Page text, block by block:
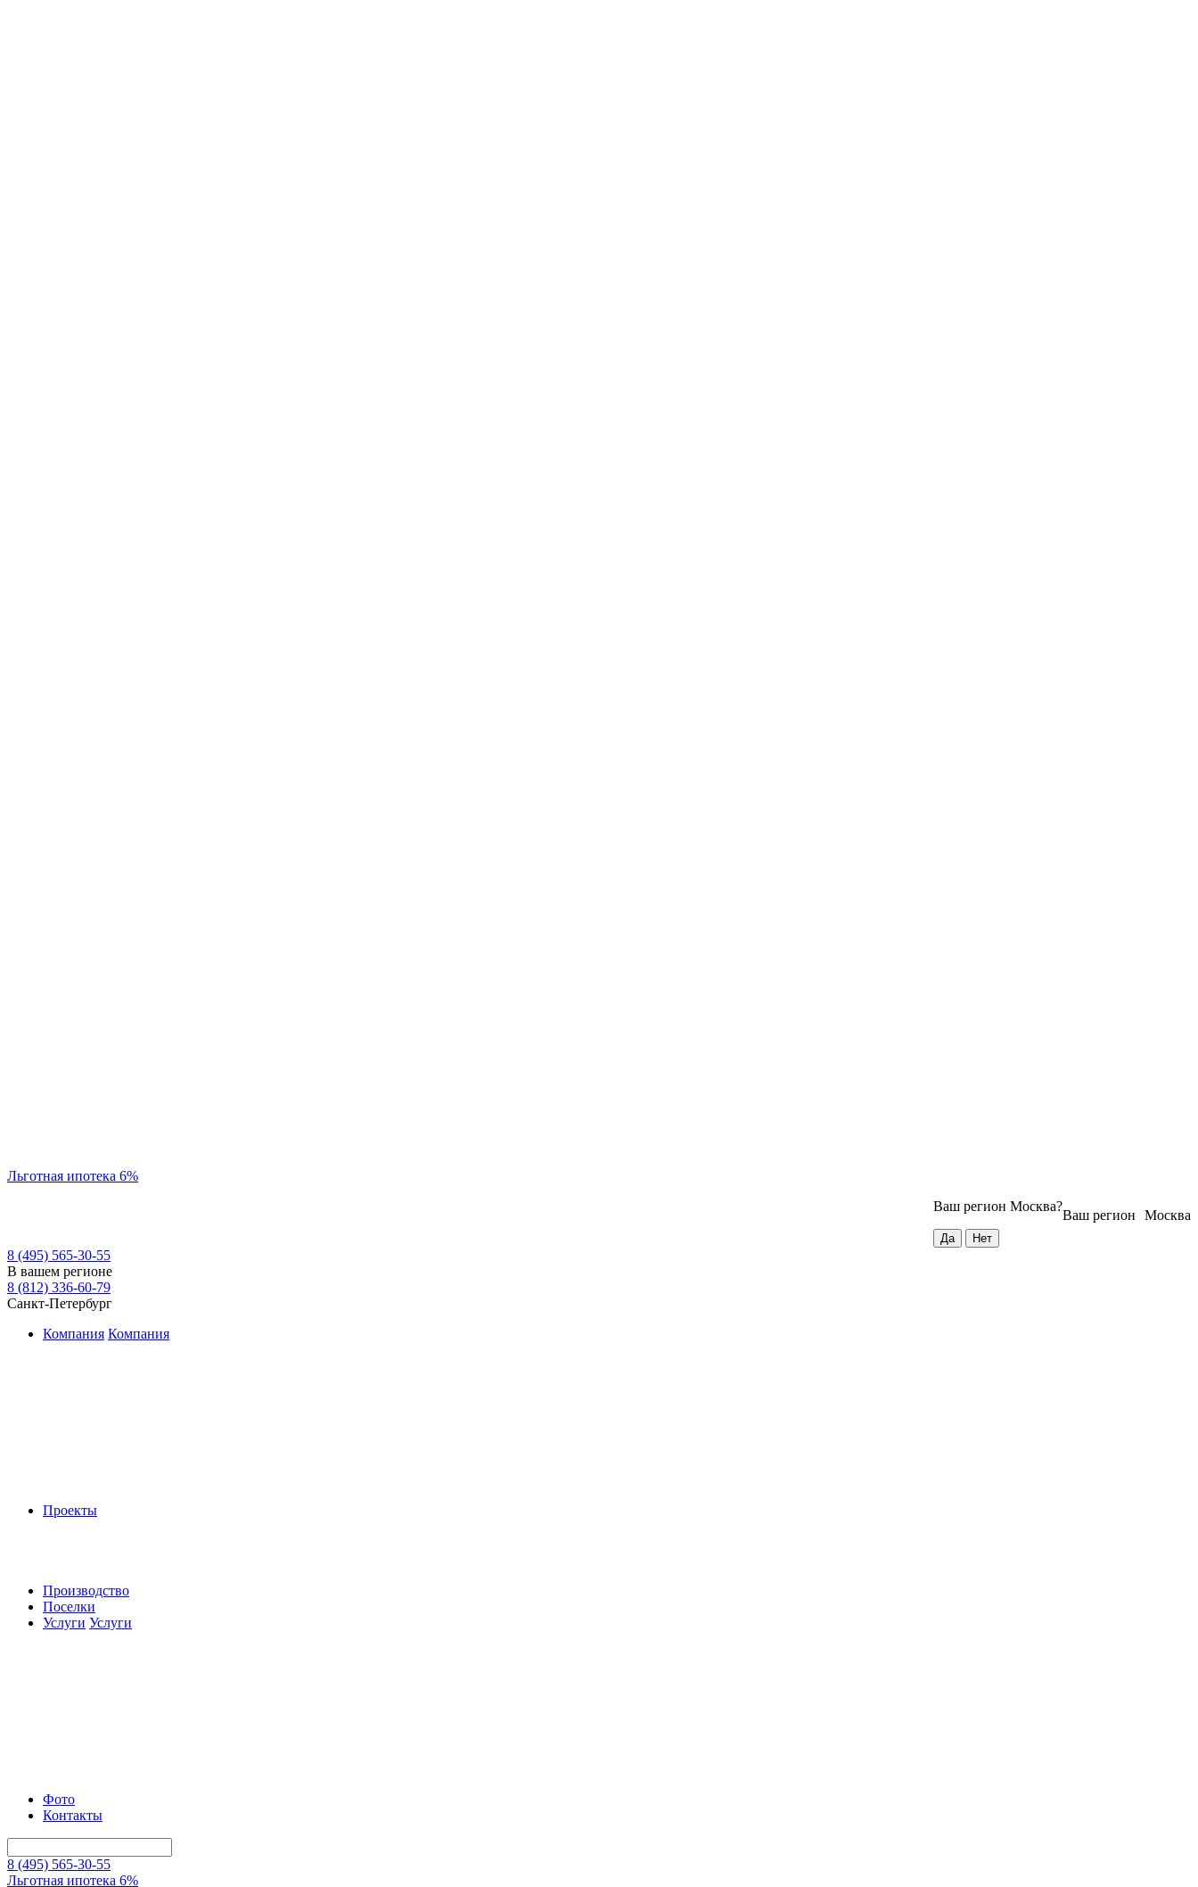
Льготная ипотека 6%
Москва
Ваш регион
Ваш регион Москва?
8 (495) 565-30-55
В вашем регионе
8 (812) 336-60-79
Санкт-Петербург
Компания Компания
Проекты
Производство
Поселки
Услуги Услуги
Фото
Контакты
8 (495) 565-30-55
Льготная ипотека 6%